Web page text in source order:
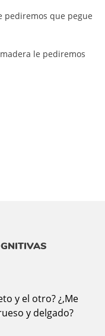
pediremos que pegue
le pediremos
y el otro? ¿,Me
y delgado?